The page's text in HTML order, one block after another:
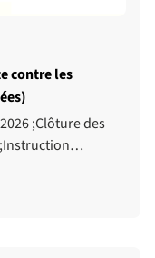
contre les
;Clôture des
;Instruction…